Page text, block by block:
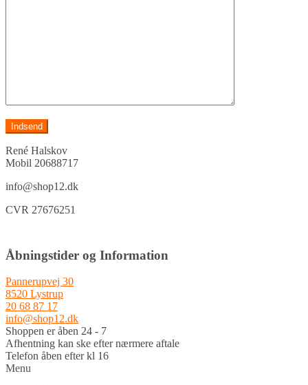
René Halskov
Mobil 20688717
info@shop12.dk
CVR 27676251
Åbningstider og Information
Pannerupvej 30
8520 Lystrup
20 68 87 17
info@shop12.dk
Shoppen er åben 24 - 7
Afhentning kan ske efter nærmere aftale
Telefon åben efter kl 16
Menu